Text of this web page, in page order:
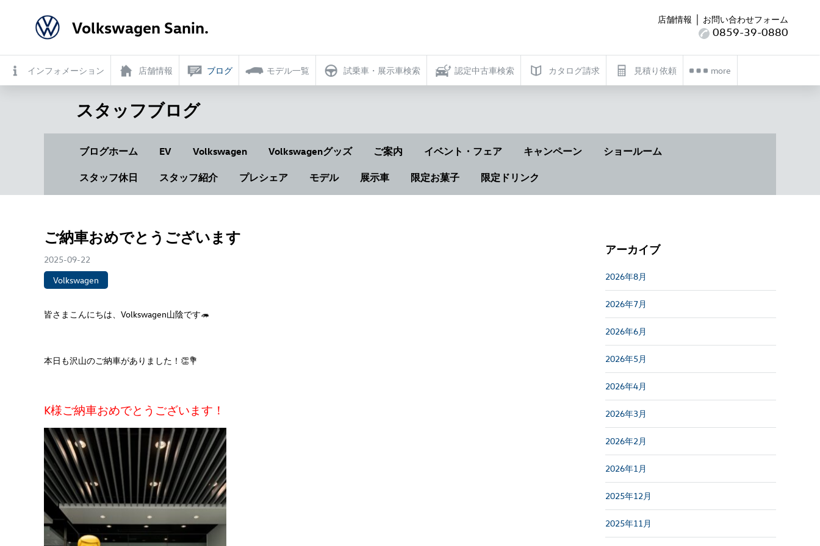
Volkswagen Sanin.
インフォメーション 店舗情報 ブログ モデル一覧 試乗車・展示車検索 認定中古車検索 カタログ請求 見積り依頼 more
店舗情報 ｜ お問い合わせフォーム
0859-39-0880
スタッフブログ
ブログホーム EV Volkswagen Volkswagenグッズ ご案内 イベント・フェア キャンペーン ショールーム
スタッフ休日 スタッフ紹介 プレシェア モデル 展示車 限定お菓子 限定ドリンク
ご納車おめでとうございます
2025-09-22
Volkswagen
皆さまこんにちは、Volkswagen山陰です🦔
本日も沢山のご納車がありました！👏💐
K様ご納車おめでとうございます！
アーカイブ
2026年8月
2026年7月
2026年6月
2026年5月
2026年4月
2026年3月
2026年2月
2026年1月
2025年12月
2025年11月